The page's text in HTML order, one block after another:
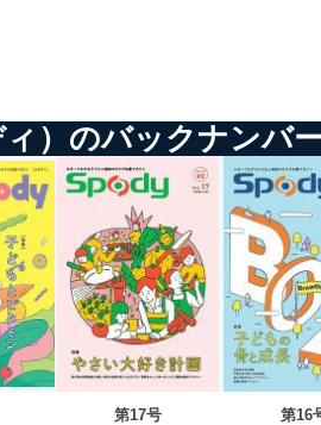
）のバックナンバ
第17号 第16